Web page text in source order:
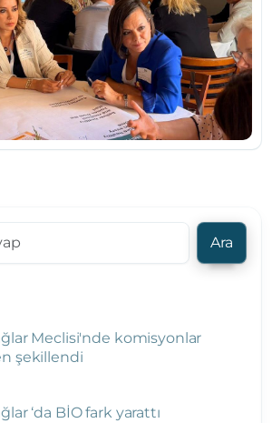
Ara
Meclisi'nde komisyonlar
şekillendi
‘da BİO fark yarattı